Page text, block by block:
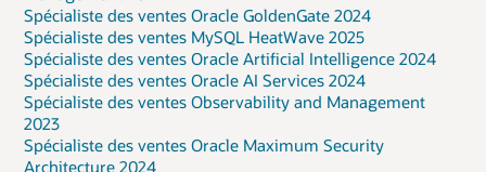
Spécialiste des ventes Oracle GoldenGate 2024
Spécialiste des ventes MySQL HeatWave 2025
Spécialiste des ventes Oracle Artificial Intelligence 2024
Spécialiste des ventes Oracle AI Services 2024
Spécialiste des ventes Observability and Management
2023
Spécialiste des ventes Oracle Maximum Security
Architecture 2024